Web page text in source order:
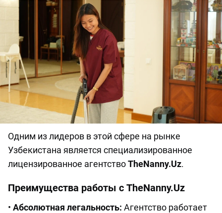
Одним из лидеров в этой сфере на рынке
Узбекистана является специализированное
лицензированное агентствоTheNanny.Uz.
Преимущества работы с TheNanny.Uz
• Абсолютная легальность: Агентство работает